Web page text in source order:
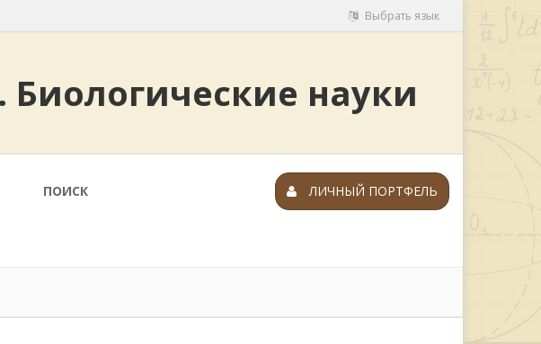
Выбрать язык
Биологические науки
ПОИСК ЛИЧНЫЙ ПОРТФЕЛЬ